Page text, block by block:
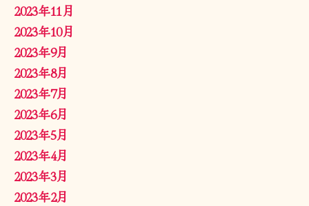
2023年11月
2023年10月
2023年9月
2023年8月
2023年7月
2023年6月
2023年5月
2023年4月
2023年3月
2023年2月